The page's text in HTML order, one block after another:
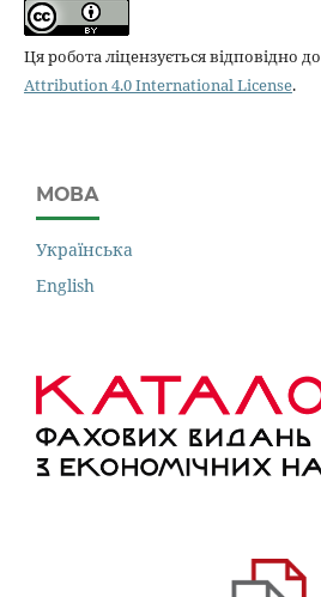
Ця робота ліцензується відповідно до
Attribution 4.0 International License.
МОВА
Українська
English